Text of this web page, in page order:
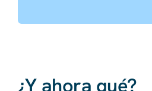
¿Y ahora qué?